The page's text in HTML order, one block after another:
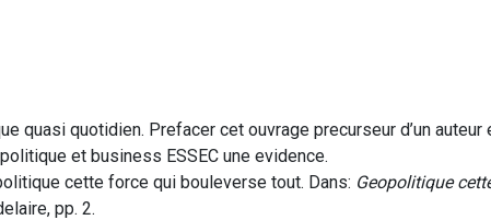
quasi quotidien. Prefacer cet ouvrage precurseur d’un auteur
et business ESSEC une evidence.
cette force qui bouleverse tout. Dans: Geopolitique
pp. 2.